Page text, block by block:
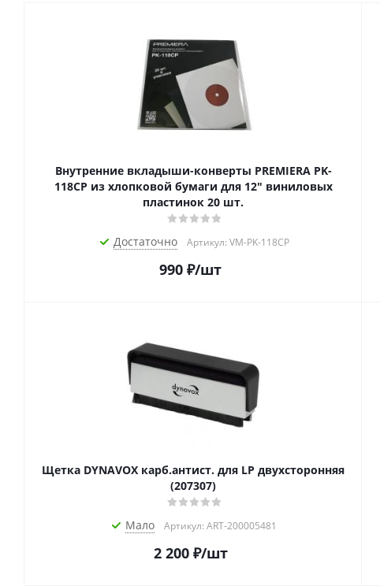
Внутренние вкладыши-конверты PREMIERA PK-
118CP из хлопковой бумаги для 12" виниловых
пластинок 20 шт.
Достаточно Артикул: VM-PK-118CP
990 ₽/шт
Щетка DYNAVOX карб.антист. для LP двухсторонняя
(207307)
Мало Артикул: ART-200005481
2 200₽/шт